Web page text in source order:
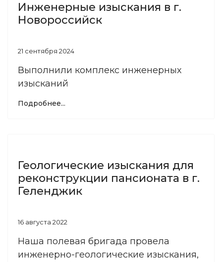
Инженерные изыскания в г.
Новороссийск
21 сентября 2024
Выполнили комплекс инженерных
изысканий
Подробнее...
Геологические изыскания для
реконструкции пансионата в г.
Геленджик
16 августа 2022
Наша полевая бригада провела
инженерно-геологические изыскания,